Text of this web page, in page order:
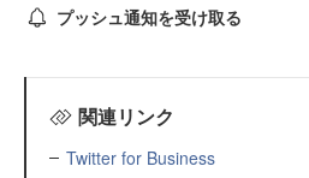
プッシュ通知を受け取る
関連リンク
Twitter for Business